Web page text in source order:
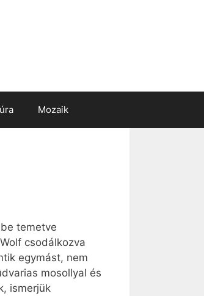
Mozaik
temetve
csodálkozva
egymást, nem
mosollyal és
ismerjük